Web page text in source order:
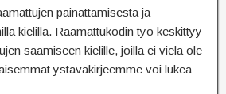
painattamisesta ja
kielillä. Raamattukodin työ keskittyy
saamiseen kielille, joilla ei vielä ole
ystäväkirjeemme voi lukea